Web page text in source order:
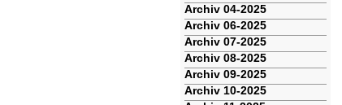
Archiv 04-2025
Archiv 06-2025
Archiv 07-2025
Archiv 08-2025
Archiv 09-2025
Archiv 10-2025